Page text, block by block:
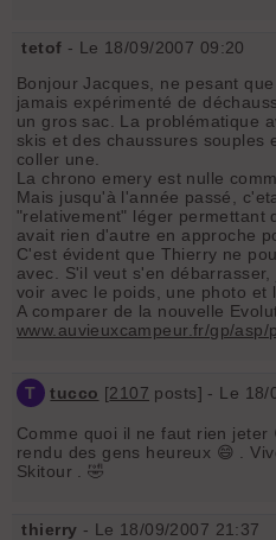
tetof - Le 18/09/2007 09:20
Bonjour Jacques, ne pesant
jamais expérimenté de
un gros sac. La problématique
skis et des chaussures souples
coller une.
La chrono emery est nulle
Mais jusqu'à l'année passé,
"relativement" léger permettant
avait rien d'autre en approche
C'est évident que Thierry ne
avec. S'il veut s'en
voir avec le poids, une photo et
A comparer de la nouvelle
www.auvieuxcampeur.fr/gp/
T tucco [2107 posts] - Le 18/
Comme quoi il ne faut rien
rendu des gens heureux 😄 .
Skitour . 🤣
thierry - Le 18/09/2007 21:37